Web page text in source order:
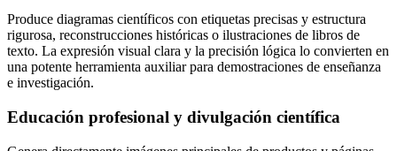
Produce diagramas científicos con etiquetas precisas y estructura
rigurosa, reconstrucciones históricas o ilustraciones de libros de
texto. La expresión visual clara y la precisión lógica lo convierten en
una potente herramienta auxiliar para demostraciones de enseñanza
e investigación.
Educación profesional y divulgación científica